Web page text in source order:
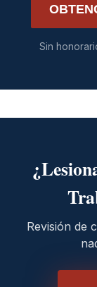
Sin
Revisión de